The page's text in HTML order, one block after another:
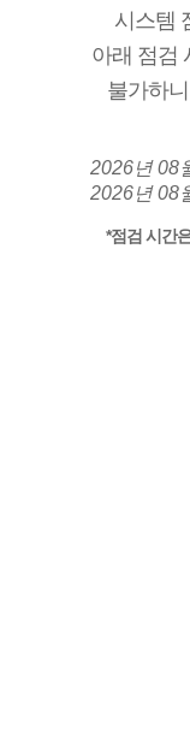
시스템
아래 점검
불가하
2026년 08
2026년 08
*점검 시간